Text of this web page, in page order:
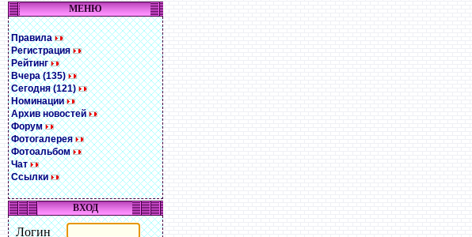
МЕНЮ
Правила
Регистрация
Рейтинг
Вчера (135)
Сегодня (121)
Номинации
Архив новостей
Форум
Фотогалерея
Фотоальбом
Чат
Ссылки
ВХОД
Логин